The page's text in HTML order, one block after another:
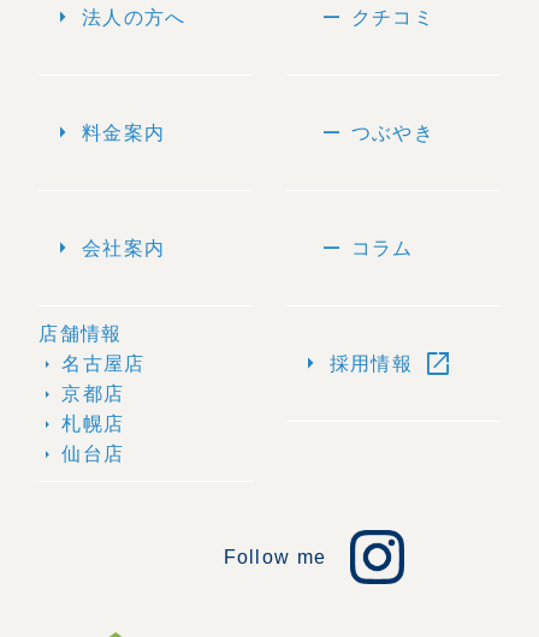
arrow_right 法人の方へ
arrow_right 料金案内
arrow_right 会社案内
店舗情報
arrow_right 名古屋店
arrow_right 京都店
arrow_right 札幌店
arrow_right 仙台店
remove クチコミ
remove つぶやき
remove コラム
arrow_right 採用情報 open_in_new
Follow me